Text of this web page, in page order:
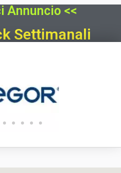
Annuncio <<
Settimanali